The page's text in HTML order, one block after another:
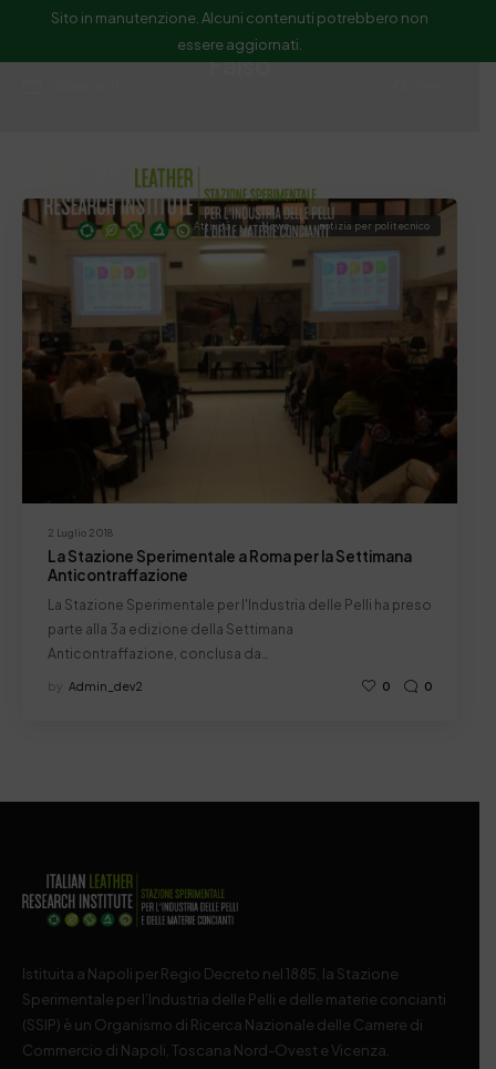
Sito in manutenzione. Alcuni contenuti potrebbero non
essere aggiornati.
Falso
2 Luglio 2018
Attività News notizia per politecnico
La Stazione Sperimentale a Roma per la Settimana
Anticontraffazione
La Stazione Sperimentale per l'Industria delle Pelli ha preso
parte alla 3a edizione della Settimana
Anticontraffazione, conclusa da…
by Admin_dev2 0 0
Istituita a Napoli per Regio Decreto nel 1885, la Stazione
Sperimentale per l’Industria delle Pelli e delle materie concianti
(SSIP) è un Organismo di Ricerca Nazionale delle Camere di
Commercio di Napoli, Toscana Nord-Ovest e Vicenza.